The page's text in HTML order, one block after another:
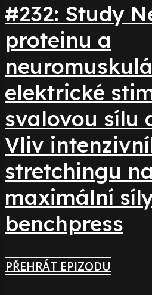
#232: Study
proteinu a
elektrické
svalovou sílu
Vliv
stretchingu
maximální
benchpress
PŘEHRÁT EPIZODU